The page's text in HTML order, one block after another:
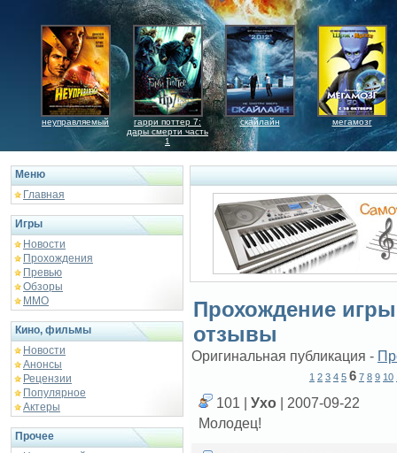
неуправляемый
гарри поттер 7:
дары смерти часть
1
скайлайн мегамозг
Меню
Главная
Игры
Новости
Прохождения
Превью
Обзоры
ММО
Кино, фильмы
Новости
Анонсы
Рецензии
Популярное
Актеры
Прочее
Прохождение
отзывы
Оригинальная публикация -
1 2 3 4 5 6 7 8 9 10
101 | Ухо
| 2007-09-22
Молодец!